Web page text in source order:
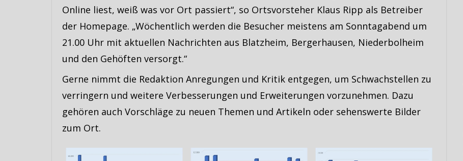
Online liest, weiß was vor Ort passiert“, so Ortsvorsteher Klaus Ripp als Betreiber
der Homepage. „Wöchentlich werden die Besucher meistens am Sonntagabend um
21.00 Uhr mit aktuellen Nachrichten aus Blatzheim, Bergerhausen, Niederbolheim
und den Gehöften versorgt.“
Gerne nimmt die Redaktion Anregungen und Kritik entgegen, um Schwachstellen zu
verringern und weitere Verbesserungen und Erweiterungen vorzunehmen. Dazu
gehören auch Vorschläge zu neuen Themen und Artikeln oder sehenswerte Bilder
zum Ort.